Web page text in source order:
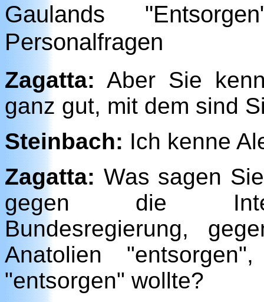
Gaulands
Personalfragen
Zagatta: Aber Sie
ganz gut, mit dem sind
Steinbach: Ich kenne
Zagatta: Was sagen
gegen die
Bundesregierung,
Anatolien
"entsorgen" wollte?